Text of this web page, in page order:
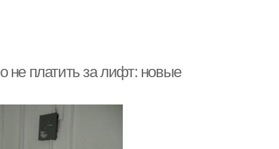
не платить за лифт: новые